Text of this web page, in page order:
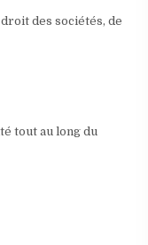
des sociétés, de
tout au long du